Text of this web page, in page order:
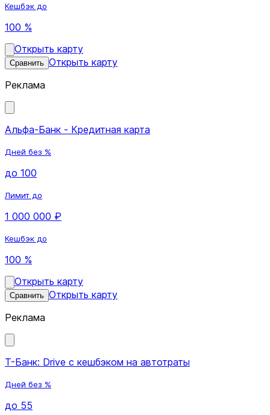
Кешбэк до
100 %
Открыть карту
Сравнить Открыть карту
Реклама
Альфа-Банк - Кредитная карта
Дней без %
до 100
Лимит до
1 000 000 ₽
Кешбэк до
100 %
Открыть карту
Сравнить Открыть карту
Реклама
Т-Банк: Drive с кешбэком на автотраты
Дней без %
до 55